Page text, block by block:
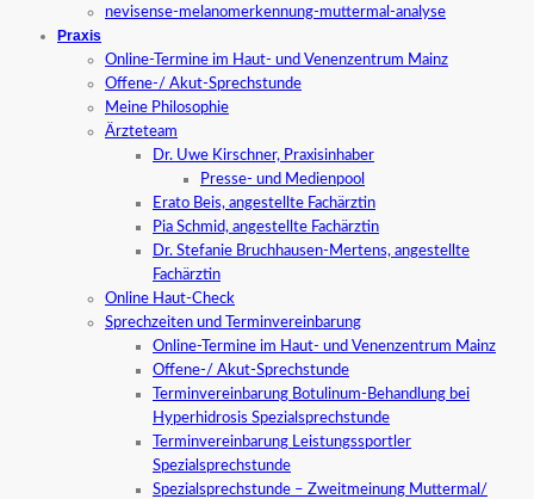
nevisense-melanomerkennung-muttermal-analyse
Praxis
Online-Termine im Haut- und Venenzentrum Mainz
Offene-/ Akut-Sprechstunde
Meine Philosophie
Ärzteteam
Dr. Uwe Kirschner, Praxisinhaber
Presse- und Medienpool
Erato Beis, angestellte Fachärztin
Pia Schmid, angestellte Fachärztin
Dr. Stefanie Bruchhausen-Mertens, angestellte
Fachärztin
Online Haut-Check
Sprechzeiten und Terminvereinbarung
Online-Termine im Haut- und Venenzentrum Mainz
Offene-/ Akut-Sprechstunde
Terminvereinbarung Botulinum-Behandlung bei
Hyperhidrosis Spezialsprechstunde
Terminvereinbarung Leistungssportler
Spezialsprechstunde
Spezialsprechstunde – Zweitmeinung Muttermal/